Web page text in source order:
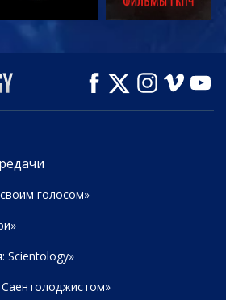
СМОТРЕТЬ
СМОТРЕТЬ
ПЕРЕДАЧИ
голосом»
Scientology»